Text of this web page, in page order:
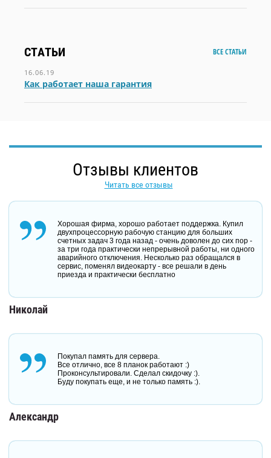
СТАТЬИ ВСЕ СТАТЬИ
16.06.19
Как работает наша гарантия
Отзывы клиентов
Читать все отзывы
Хорошая фирма, хорошо работает поддержка. Купил
двухпроцессорную рабочую станцию для больших
счетных задач 3 года назад - очень доволен до сих пор -
за три года практически непрерывной работы, ни одного
аварийного отключения. Несколько раз обращался в
сервис, поменял видеокарту - все решали в день
приезда и практически бесплатно
Николай
Покупал память для сервера.
Все отлично, все 8 планок работают :)
Проконсультировали. Сделал скидочку :).
Буду покупать еще, и не только память :).
Александр